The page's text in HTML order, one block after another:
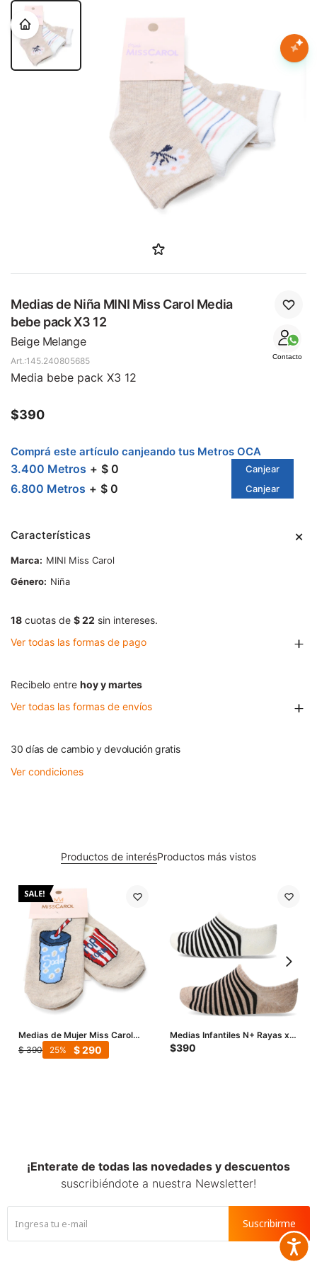
Nota:
este
sitio
incluye
Medias de Niña MINI Miss Carol Media
bebe pack X3 12
Beige Melange
Contacto
145.240805685
Media bebe pack X3 12
$390
Comprá este artículo canjeando tus Metros OCA
3.400 Metros $ 0 Canjear
6.800 Metros $ 0 Canjear
Características
Marca
MINI Miss Carol
Género
Niña
18 cuotas de $ 22 sin intereses.
Ver todas las formas de pago
Recibelo entre hoy y martes
Ver todas las formas de envíos
30 días de cambio y devolución gratis
Ver condiciones
Productos de interésProductos más vistos
Medias de Mujer Miss Carol
Media Cinema pack X2 - Beige
Melange
$ 390 $290
25
Medias Infantiles N+ Rayas x2
- Beige - Marrón - Negro
$390
¡Enterate de todas las novedades y descuentos
suscribiéndote a nuestra Newsletter!
Suscribirme
Mujer
Novedades
SALE